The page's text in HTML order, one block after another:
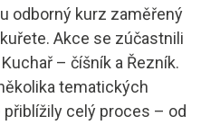
odborný kurz zaměřený
Akce se zúčastnili
– číšník a Řezník.
tematických
celý proces – od